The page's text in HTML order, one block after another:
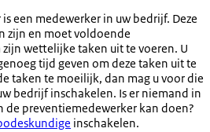
een medewerker in uw bedrijf. Deze
zijn en moet voldoende
wettelijke taken uit te voeren. U
tijd geven om deze taken uit te
taken te moeilijk, dan mag u voor die
bedrijf inschakelen. Is er niemand in
de preventiemedewerker kan doen?
inschakelen.